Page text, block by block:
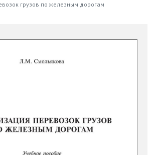
грузов по железным дорогам